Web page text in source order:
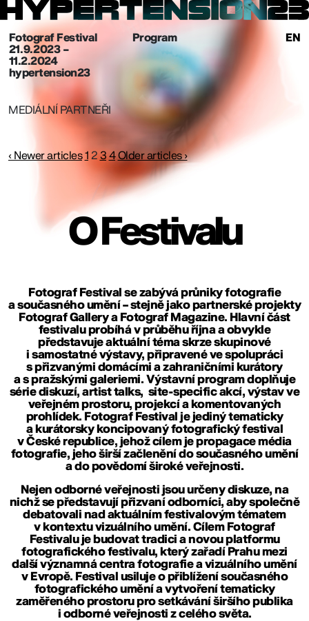
Fotograf Festival
21. 9. 2023 –
11.2.2024
hypertension23
Program EN
MEDIÁLNÍ PARTNEŘI
Navigace
pro
‹ Newer articles 1 2 3 4 Older articles ›
O Festivalu
Fotograf Festival se zabývá průniky fotografie
a současného umění – stejně jako partnerské projekty
Fotograf Gallerya Fotograf Magazine. Hlavní část
festivalu probíhá v průběhu října a obvykle
představuje aktuální téma skrze skupinové
i samostatné výstavy, připravené ve spolupráci
s přizvanými domácími a zahraničními kurátory
a s pražskými galeriemi. Výstavní program doplňuje
série diskuzí, artist talks, site-specific akcí, výstav ve
veřejném prostoru, projekcí a komentovaných
prohlídek. Fotograf Festival je jediný tematicky
a kurátorsky koncipovaný fotografický festival
v České republice, jehož cílem je propagace média
fotografie, jeho širší začlenění do současného umění
a do povědomí široké veřejnosti.
Nejen odborné veřejnosti jsou určeny diskuze, na
nichž se představují přizvaní odborníci, aby společně
debatovali nad aktuálním festivalovým tématem
v kontextu vizuálního umění. Cílem Fotograf
Festivalu je budovat tradici a novou platformu
fotografického festivalu, který zařadí Prahu mezi
další významná centra fotografie a vizuálního umění
v Evropě. Festival usiluje o přiblížení současného
fotografického umění a vytvoření tematicky
zaměřeného prostoru pro setkávání širšího publika
i odborné veřejnosti z celého světa.